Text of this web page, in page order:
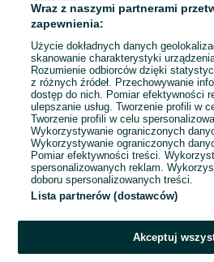
LUB
E-mail
Hasło
Wraz z naszymi partnerami
zapewnienia:
Użycie dokładnych danych
skanowanie charakterystyki
Rozumienie odbiorców dzięki
z różnych źródeł. Przechowywanie
dostęp do nich. Pomiar efektywności
ulepszanie usług. Tworzenie profili w
Tworzenie profili w celu
Wykorzystywanie ograniczonych
Wykorzystywanie ograniczonych
Pomiar efektywności treści.
spersonalizowanych reklam.
doboru spersonalizowanych treści.
Lista partnerów (dostawców)
Akceptuj